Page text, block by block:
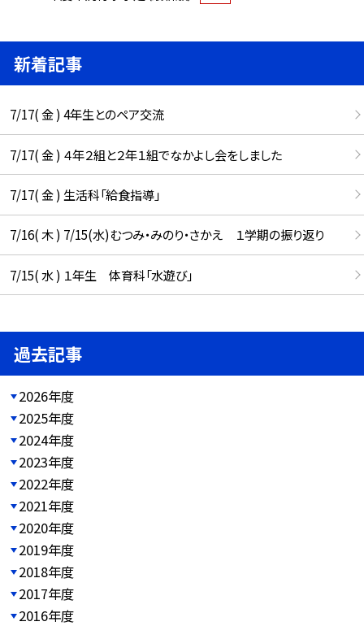
新着記事
7/17( 金 ) 4年生とのペア交流
7/17( 金 ) ４年２組と２年１組でなかよし会をしました
7/17( 金 ) 生活科「給食指導」
7/16( 木 ) 7/15(水)むつみ・みのり・さかえ １学期の振り返り
7/15( 水 ) １年生 体育科「水遊び」
過去記事
2026年度
2025年度
2024年度
2023年度
2022年度
2021年度
2020年度
2019年度
2018年度
2017年度
2016年度